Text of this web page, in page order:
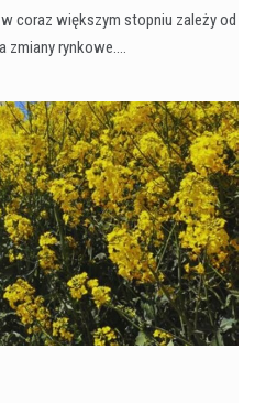
coraz większym stopniu zależy od
zmiany rynkowe.…